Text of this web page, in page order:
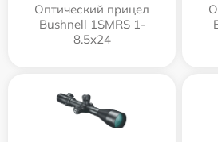
Оптический прицел
Bushnell 1SMRS 1-
8.5x24